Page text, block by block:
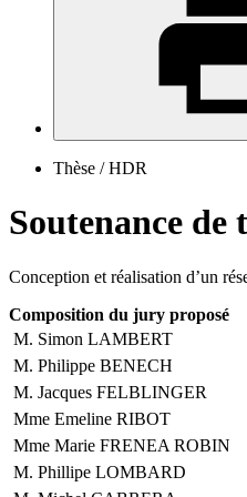
Thèse / HDR
Soutenance
Conception et réalisation d’un
Composition du jury proposé
M. Simon LAMBERT
M. Philippe BENECH
M. Jacques FELBLINGER
Mme Emeline RIBOT
Mme Marie FRENEA ROBIN
M. Phillipe LOMBARD